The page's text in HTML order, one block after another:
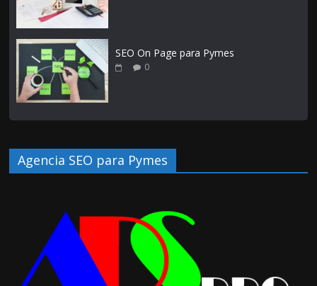
SEO On Page para Pymes
0
Agencia SEO para Pymes